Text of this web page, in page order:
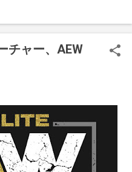
で誇張されています。 ア
レッド・ベルベッドを相手
を行います。 木曜日の放送
Pure Championship
・ユータとタイムリミット
に発表されていません。
チャー、AEW